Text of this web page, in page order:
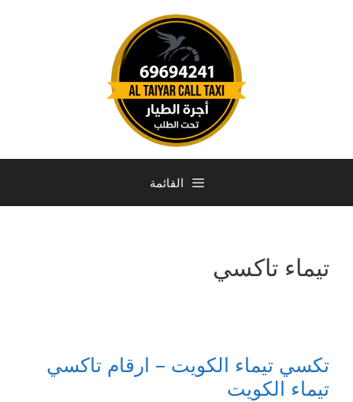
القائمة
تيماء تاكسي
تكسي تيماء الكويت – ارقام تاكسي
تيماء الكويت